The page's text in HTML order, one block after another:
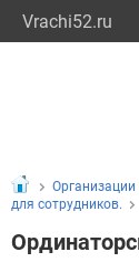
Vrachi52.ru
Организации
для сотрудников.